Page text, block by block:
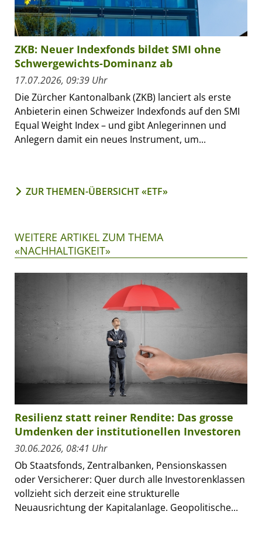
ZKB: Neuer Indexfonds bildet SMI ohne
Schwergewichts-Dominanz ab
17.07.2026, 09:39 Uhr
Die Zürcher Kantonalbank (ZKB) lanciert als erste
Anbieterin einen Schweizer Indexfonds auf den SMI
Equal Weight Index – und gibt Anlegerinnen und
Anlegern damit ein neues Instrument, um...
ZUR THEMEN-ÜBERSICHT «ETF»
WEITERE ARTIKEL ZUM THEMA
«NACHHALTIGKEIT»
Resilienz statt reiner Rendite: Das grosse
Umdenken der institutionellen Investoren
30.06.2026, 08:41 Uhr
Ob Staatsfonds, Zentralbanken, Pensionskassen
oder Versicherer: Quer durch alle Investorenklassen
vollzieht sich derzeit eine strukturelle
Neuausrichtung der Kapitalanlage. Geopolitische...